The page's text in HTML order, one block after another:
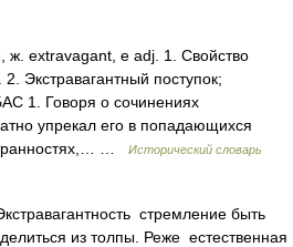
ж. extravagant, e adj. 1. Свойство
Экстравагантный поступок;
1. Говоря о сочинениях
упрекал его в попадающихся
…
Исторический словарь
стремление быть
из толпы. Реже естественная